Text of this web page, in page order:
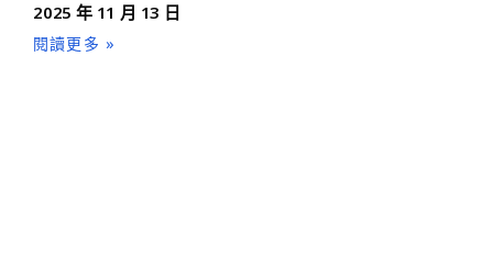
2025 年 11 月 13 日
閱讀更多 »